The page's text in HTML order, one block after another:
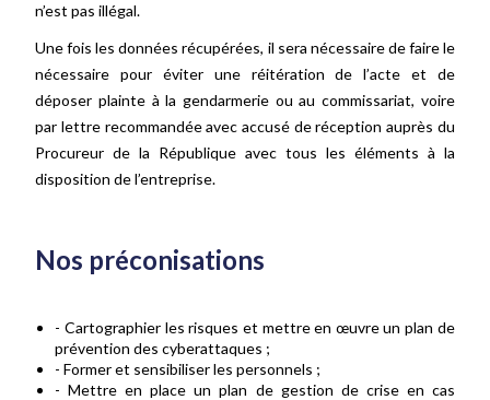
n’est pas illégal.
Une fois les données récupérées, il sera nécessaire de faire le
nécessaire pour éviter une réitération de l’acte et de
déposer plainte à la gendarmerie ou au commissariat, voire
par lettre recommandée avec accusé de réception auprès du
Procureur de la République avec tous les éléments à la
disposition de l’entreprise.
Nos préconisations
- Cartographier les risques et mettre en œuvre un plan de
prévention des cyberattaques ;
- Former et sensibiliser les personnels ;
- Mettre en place un plan de gestion de crise en cas